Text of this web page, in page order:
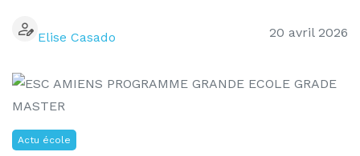
Elise Casado 20 avril 2026
Actu école